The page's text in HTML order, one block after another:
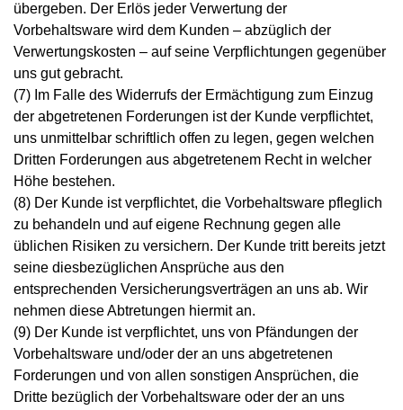
übergeben. Der Erlös jeder Verwertung der
Vorbehaltsware wird dem Kunden – abzüglich der
Verwertungskosten – auf seine Verpflichtungen gegenüber
uns gut gebracht.
(7) Im Falle des Widerrufs der Ermächtigung zum Einzug
der abgetretenen Forderungen ist der Kunde verpflichtet,
uns unmittelbar schriftlich offen zu legen, gegen welchen
Dritten Forderungen aus abgetretenem Recht in welcher
Höhe bestehen.
(8) Der Kunde ist verpflichtet, die Vorbehaltsware pfleglich
zu behandeln und auf eigene Rechnung gegen alle
üblichen Risiken zu versichern. Der Kunde tritt bereits jetzt
seine diesbezüglichen Ansprüche aus den
entsprechenden Versicherungsverträgen an uns ab. Wir
nehmen diese Abtretungen hiermit an.
(9) Der Kunde ist verpflichtet, uns von Pfändungen der
Vorbehaltsware und/oder der an uns abgetretenen
Forderungen und von allen sonstigen Ansprüchen, die
Dritte bezüglich der Vorbehaltsware oder der an uns